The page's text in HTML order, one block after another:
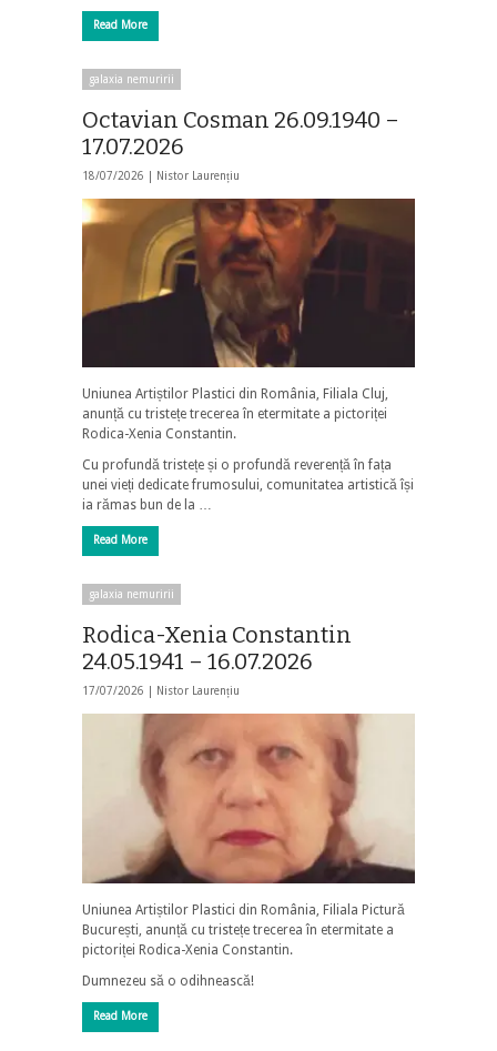
Read More
galaxia nemuririi
Octavian Cosman 26.09.1940 –
17.07.2026
18/07/2026 | Nistor Laurențiu
Uniunea Artiștilor Plastici din România, Filiala Cluj,
anunță cu tristețe trecerea în etermitate a pictoriței
Rodica-Xenia Constantin.
Cu profundă tristețe și o profundă reverență în fața
unei vieți dedicate frumosului, comunitatea artistică își
ia rămas bun de la …
Read More
galaxia nemuririi
Rodica-Xenia Constantin
24.05.1941 – 16.07.2026
17/07/2026 | Nistor Laurențiu
Uniunea Artiștilor Plastici din România, Filiala Pictură
București, anunță cu tristețe trecerea în etermitate a
pictoriței Rodica-Xenia Constantin.
Dumnezeu să o odihnească!
Read More